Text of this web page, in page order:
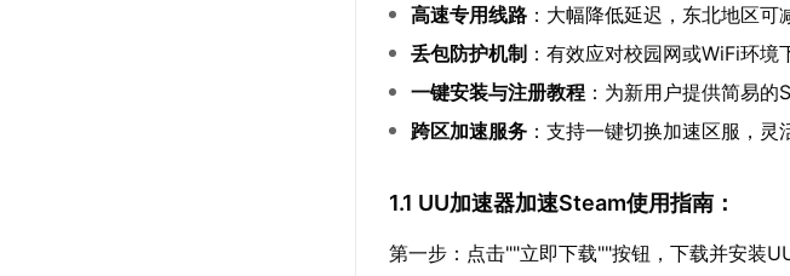
高速专用线路 ：大幅降低延迟，东北地区
丢包防护机制 ：有效应对校园网或WiFi环境
一键安装与注册教程 ：为新用户提供简易
跨区加速服务 ：支持一键切换加速区服，
1.1 UU加速器加速Steam使用指南：
第一步：点击""立即下载""按钮，下载并安装